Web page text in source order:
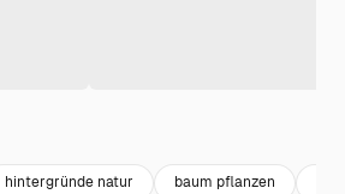
hintergründe natur baum pflanzen